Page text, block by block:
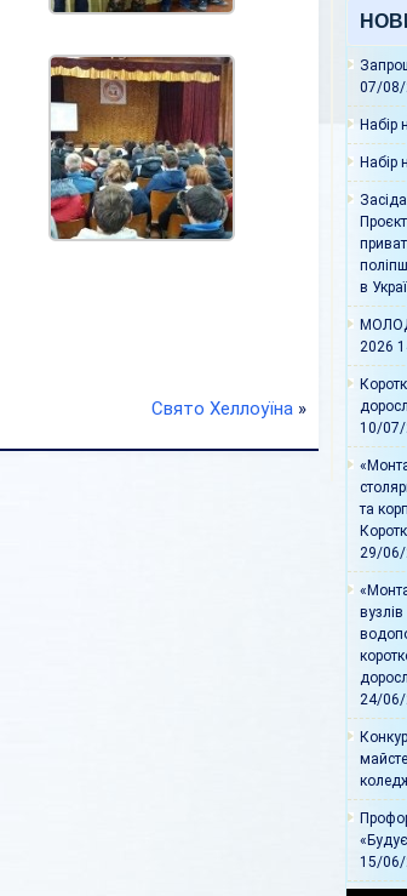
Свято Хеллоуїна »
07/08/
Набір
Набір
в
2026
10/
та
29/06/
24/06/
15/06/